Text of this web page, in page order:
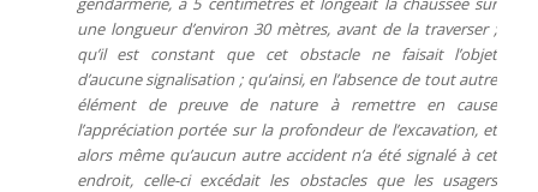
une longueur d’environ 30 mètres, avant de la traverser ;
qu’il est constant que cet obstacle ne faisait l’objet
d’aucune signalisation ; qu’ainsi, en l’absence de tout autre
élément de preuve de nature à remettre en cause
l’appréciation portée sur la profondeur de l’excavation, et
alors même qu’aucun autre accident n’a été signalé à cet
endroit, celle-ci excédait les obstacles que les usagers